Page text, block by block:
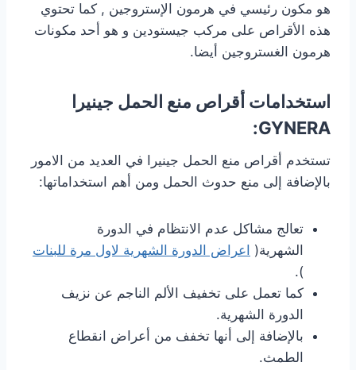
هو مكون رئيسي في هرمون الإستروجين , كما تحتوي
هذه الأقراص على مركب جيستودين و هو أحد مكونات
هرمون الغستروجين أيضا.
استخدامات أقراص منع الحمل جينيرا
GYNERA:
تستخدم أقراص منع الحمل جينيرا في العديد من الامور
بالإضافة إلى منع حدوث الحمل ومن أهم استخداماتها:
تعالج مشاكل عدم الانتظام في الدورة
الشهرية( اعراض الدورة الشهرية لاول مرة للبنات
).
كما تعمل على تخفيف الألم الناجم عن نزيف
الدورة الشهرية.
بالإضافة إلى أنها تخفف من أعراض انقطاع
الطمث.